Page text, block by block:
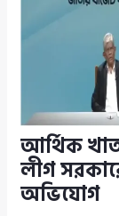
আর্থিক খাত
লীগ
অভিযোগ